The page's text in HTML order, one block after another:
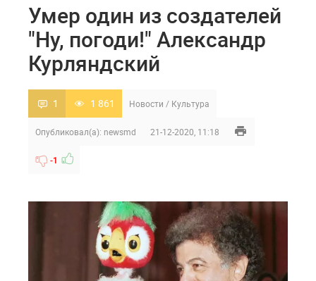
Умер один из создателей
"Ну, погоди!" Александр
Курляндский
1 1 861 Новости / Культура
Опубликовал(а): newsmd 21-12-2020, 11:18
-1